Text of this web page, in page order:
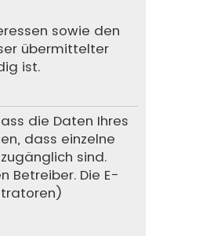
sowie den
übermittelter
ist.
die Daten Ihres
dass einzelne
sind.
Betreiber. Die E-